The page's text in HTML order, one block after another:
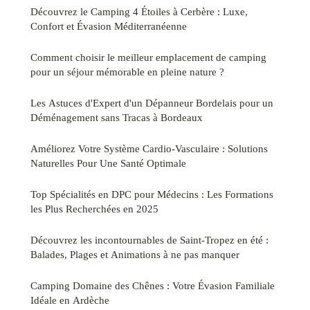
Découvrez le Camping 4 Étoiles à Cerbère : Luxe,
Confort et Évasion Méditerranéenne
Comment choisir le meilleur emplacement de camping
pour un séjour mémorable en pleine nature ?
Les Astuces d'Expert d'un Dépanneur Bordelais pour un
Déménagement sans Tracas à Bordeaux
Améliorez Votre Système Cardio-Vasculaire : Solutions
Naturelles Pour Une Santé Optimale
Top Spécialités en DPC pour Médecins : Les Formations
les Plus Recherchées en 2025
Découvrez les incontournables de Saint-Tropez en été :
Balades, Plages et Animations à ne pas manquer
Camping Domaine des Chênes : Votre Évasion Familiale
Idéale en Ardèche